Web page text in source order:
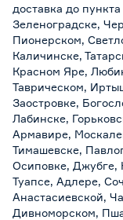
доставка до
Зеленоградске,
Пионерском,
Каличинске,
Красном Яре,
Таврическом,
Заостровке,
Лабинске,
Армавире,
Тимашевске,
Осиповке, Джубге,
Туапсе, Адлере,
Анастасиевской,
Дивноморском,